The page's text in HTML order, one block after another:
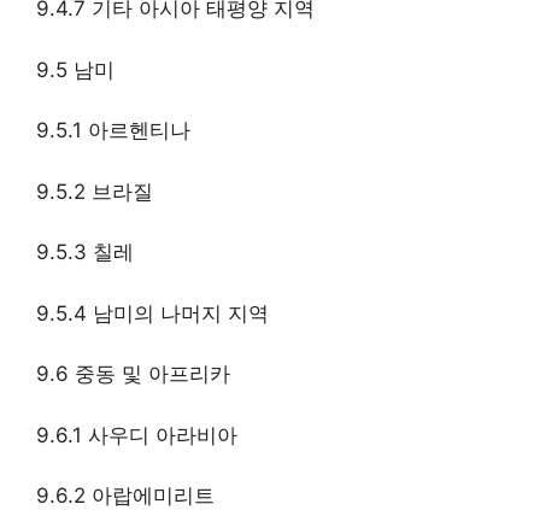
9.4.7 기타 아시아 태평양 지역
9.5 남미
9.5.1 아르헨티나
9.5.2 브라질
9.5.3 칠레
9.5.4 남미의 나머지 지역
9.6 중동 및 아프리카
9.6.1 사우디 아라비아
9.6.2 아랍에미리트